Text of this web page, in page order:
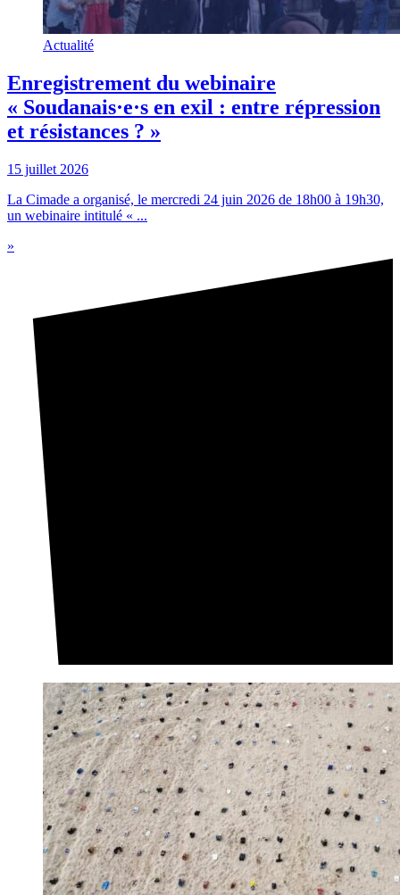
Actualité
Enregistrement du webinaire
« Soudanais·e·s en exil : entre répression
et résistances ? »
15 juillet 2026
La Cimade a organisé, le mercredi 24 juin 2026 de 18h00 à 19h30,
un webinaire intitulé « ...
»